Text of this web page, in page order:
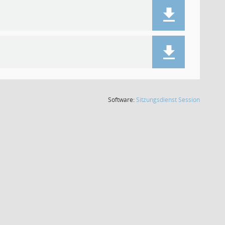
Software: Sitzungsdienst Session(Wird in